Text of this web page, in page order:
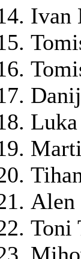
Ivan
Alen
Toni